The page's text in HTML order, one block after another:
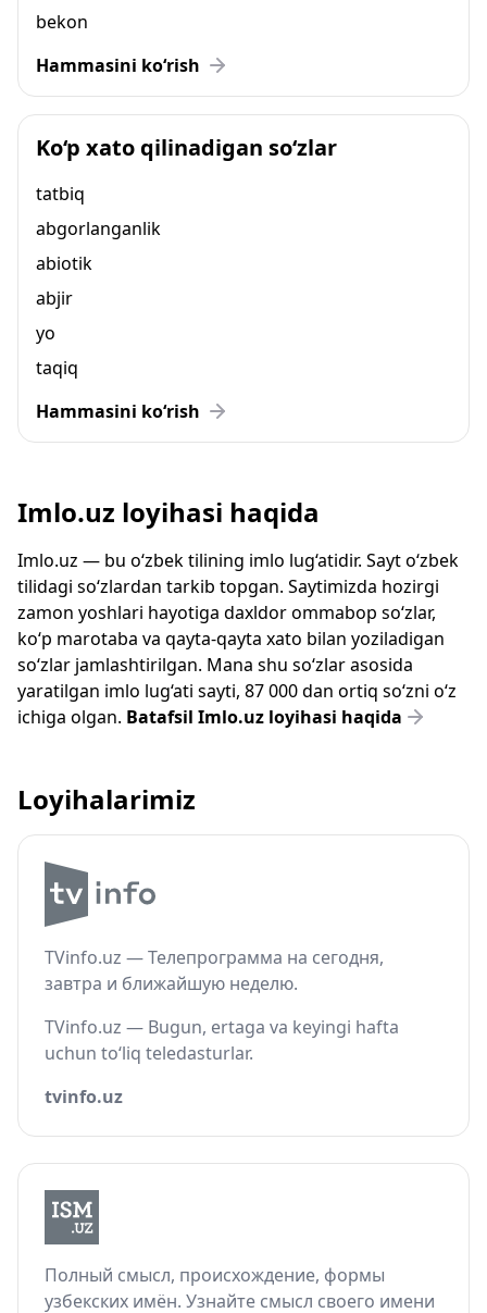
bekon
Hammasini ko‘rish
Ko‘p xato qilinadigan so‘zlar
tatbiq
abgorlanganlik
abiotik
abjir
yo
taqiq
Hammasini ko‘rish
Imlo.uz loyihasi haqida
Imlo.uz — bu o‘zbek tilining imlo lug‘atidir. Sayt o‘zbek
tilidagi so‘zlardan tarkib topgan. Saytimizda hozirgi
zamon yoshlari hayotiga daxldor ommabop so‘zlar,
ko‘p marotaba va qayta-qayta xato bilan yoziladigan
so‘zlar jamlashtirilgan. Mana shu so‘zlar asosida
yaratilgan imlo lug‘ati sayti, 87 000 dan ortiq so‘zni o‘z
ichiga olgan. Batafsil Imlo.uz loyihasi haqida
Loyihalarimiz
TVinfo.uz — Телепрограмма на сегодня,
завтра и ближайшую неделю.
TVinfo.uz — Bugun, ertaga va keyingi hafta
uchun to‘liq teledasturlar.
tvinfo.uz
Полный смысл, происхождение, формы
узбекских имён. Узнайте смысл своего имени